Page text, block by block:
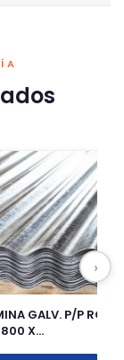
GALV. P/P ROJO
800 X…
›